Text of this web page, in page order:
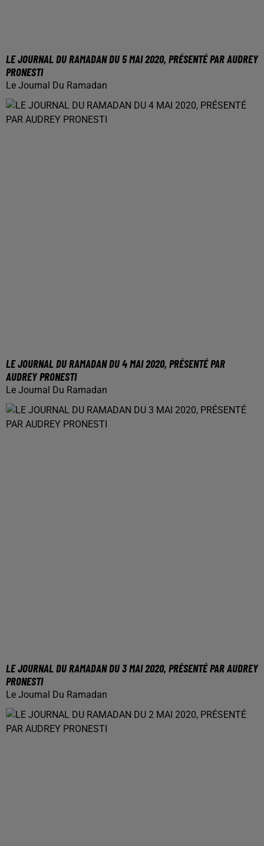
LE JOURNAL DU RAMADAN DU 5 MAI 2020, PRÉSENTÉ PAR AUDREY
PRONESTI
Le Journal Du Ramadan
LE JOURNAL DU RAMADAN DU 4 MAI 2020, PRÉSENTÉ PAR
AUDREY PRONESTI
Le Journal Du Ramadan
LE JOURNAL DU RAMADAN DU 3 MAI 2020, PRÉSENTÉ PAR AUDREY
PRONESTI
Le Journal Du Ramadan